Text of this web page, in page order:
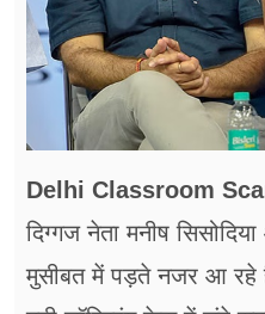
शिक्षा
अन्य खबरें
Delhi Classroom
दिग्गज नेता मनीष
मुसीबत में पड़ते नजर आ रहे